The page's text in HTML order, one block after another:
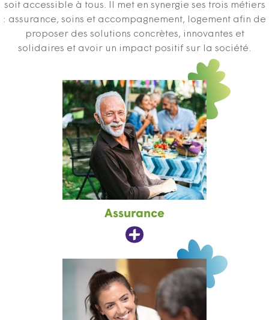
soit accessible à tous. Il met en synergie ses trois métiers
: assurance, soins et accompagnement, logement afin de
proposer des solutions concrètes, innovantes et
solidaires et avoir un impact positif sur la société.
Assurance